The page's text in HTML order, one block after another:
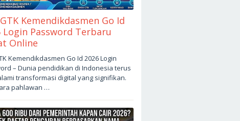
Kemendikdasmen Go Id
Login Password Terbaru
Online
oleh
Kemendikdasmen Go Id 2026 Login
– Dunia pendidikan di Indonesia terus
transformasi digital yang signifikan.
pahlawan …